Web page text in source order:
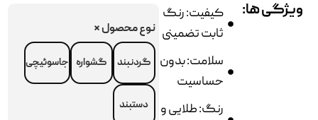
ویژگی ها:
کیفیت: رنگ
ثابت تضمینی
سلامت: بدون
حساسیت
رنگ: طلایی و
نوع محصول*
گردنبند گشواره جاسوئیچی
دستبند